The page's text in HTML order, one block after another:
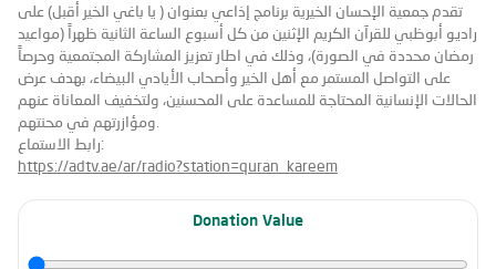
تقدم جمعية الإحسان الخيرية برنامج إذاعي بعنوان ( يا باغي الخير أقبل) على
راديو أبوظبي للقرآن الكريم الإثنين من كل أسبوع الساعة الثانية ظهراً (مواعيد
رمضان محددة في الصورة)، وذلك في اطار تعزيز المشاركة المجتمعية وحرصاً
على التواصل المستمر مع أهل الخير وأصحاب الأيادي البيضاء، بهدف عرض
الحالات الإنسانية المحتاجة للمساعدة على المحسنين، ولتخفيف المعاناة عنهم
رابط الاستماع:
https://adtv.ae/ar/radio?station=quran_kareem
Donation Value